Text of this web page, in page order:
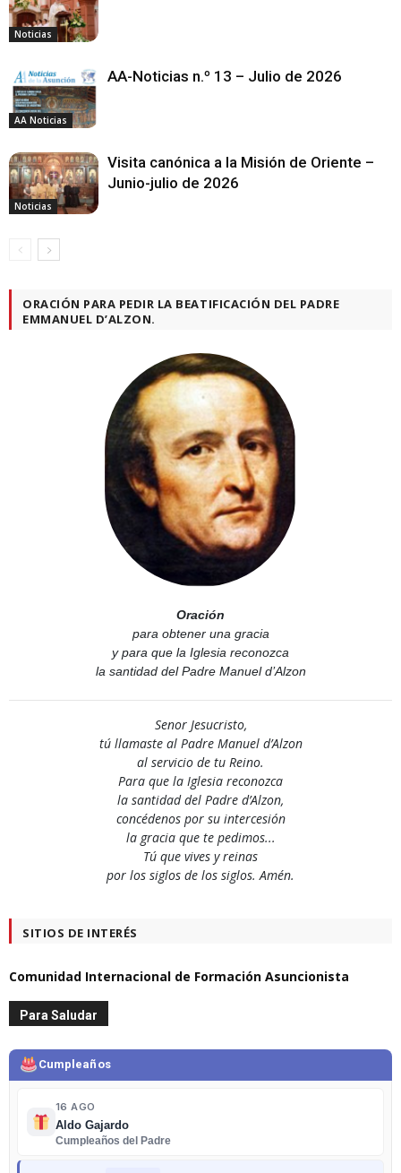
Noticias
AA Noticias
AA-Noticias n.º 13 – Julio de 2026
Noticias
Visita canónica a la Misión de Oriente –
Junio-julio de 2026
ORACIÓN PARA PEDIR LA BEATIFICACIÓN DEL PADRE
EMMANUEL D’ALZON.
Oración
para obtener una gracia
y para que la Iglesia reconozca
la santidad del Padre Manuel d’Alzon
Senor Jesucristo,
tú llamaste al Padre Manuel d’Alzon
al servicio de tu Reino.
Para que la Iglesia reconozca
la santidad del Padre d’Alzon,
concédenos por su intercesión
la gracia que te pedimos...
Tú que vives y reinas
por los siglos de los siglos. Amén.
SITIOS DE INTERÉS
Comunidad Internacional de Formación Asuncionista
Para Saludar
Cumpleaños
16 AGO
Aldo Gajardo
Cumpleaños del Padre